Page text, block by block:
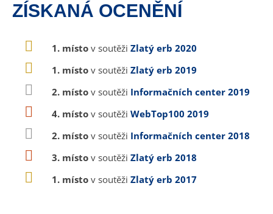
ZÍSKANÁ OCENĚNÍ
1. místo v soutěži Zlatý erb 2020
1. místo v soutěži Zlatý erb 2019
2. místo v soutěži Informačních center 2019
4. místo v soutěži WebTop100 2019
2. místo v soutěži Informačních center 2018
3. místo v soutěži Zlatý erb 2018
1. místo v soutěži Zlatý erb 2017